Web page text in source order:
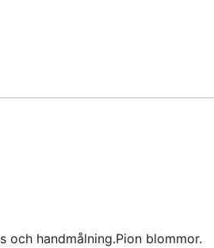
och handmålning.Pion blommor.